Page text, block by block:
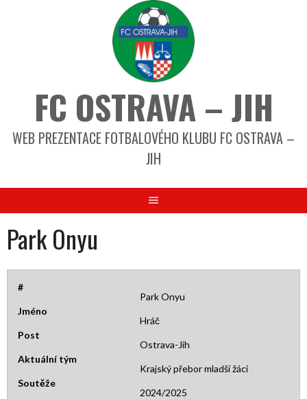
FC OSTRAVA – JIH
WEB PREZENTACE FOTBALOVÉHO KLUBU FC OSTRAVA –
JIH
Park Onyu
#
Jméno
Park Onyu
Post
Hráč
Aktuální tým
Ostrava-Jih
Soutěže
Krajský přebor mladší žáci
2024/2025